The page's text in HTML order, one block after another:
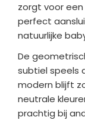
zorgt voor
perfect
natuurlijke
De
subtiel speels
modern blijft
neutrale
prachtig bij